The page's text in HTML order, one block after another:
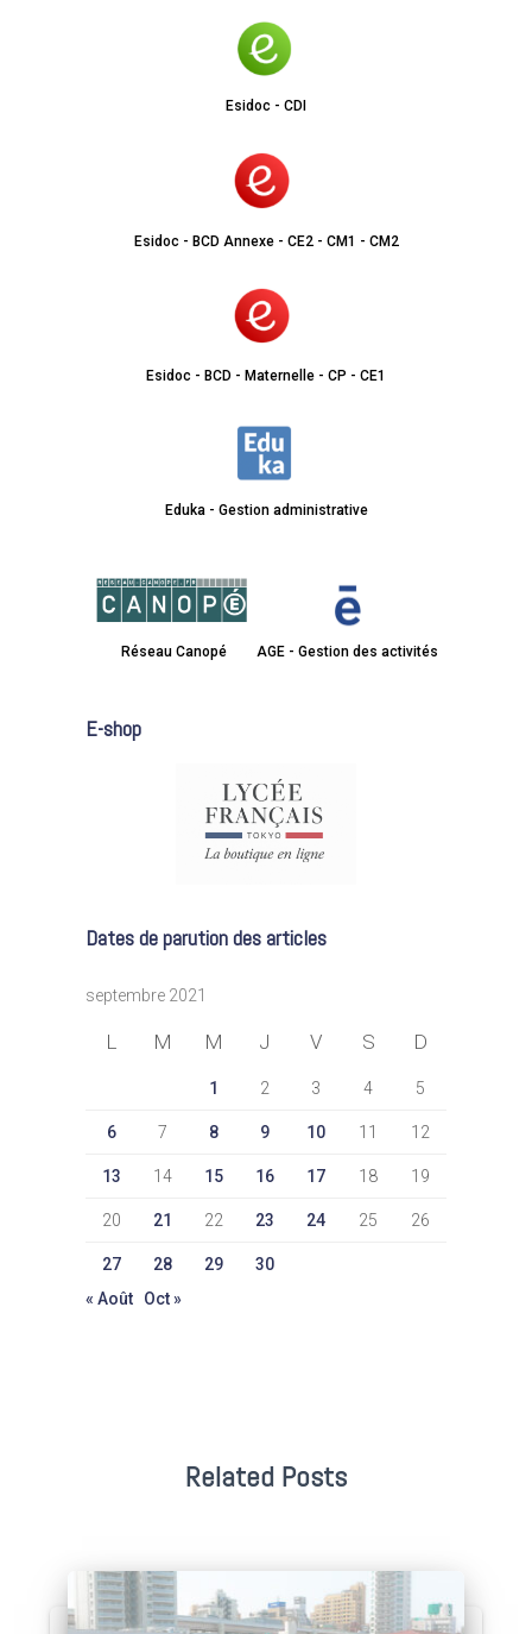
Esidoc - CDI
Esidoc - BCD Annexe - CE2 - CM1 - CM2
Esidoc - BCD - Maternelle - CP - CE1
Eduka - Gestion administrative
Réseau Canopé AGE - Gestion des activités
E-shop
Dates de parution des articles
septembre 2021
L M M J V S D
1 2 3 4 5
6 7 8 9 10 11 12
13 14 15 16 17 18 19
20 21 22 23 24 25 26
27 28 29
30
« Août
Oct »
Related Posts